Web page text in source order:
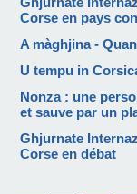
Corse en pays
A màghjina -
U tempu in
Nonza : une
et sauve par un
Ghjurnate
Corse en débat